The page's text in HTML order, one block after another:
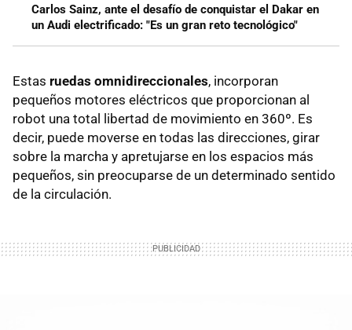
Carlos Sainz, ante el desafío de conquistar el Dakar en
un Audi electrificado: "Es un gran reto tecnológico"
Estas ruedas omnidireccionales, incorporan
pequeños motores eléctricos que proporcionan al
robot una total libertad de movimiento en 360º. Es
decir, puede moverse en todas las direcciones, girar
sobre la marcha y apretujarse en los espacios más
pequeños, sin preocuparse de un determinado sentido
de la circulación.